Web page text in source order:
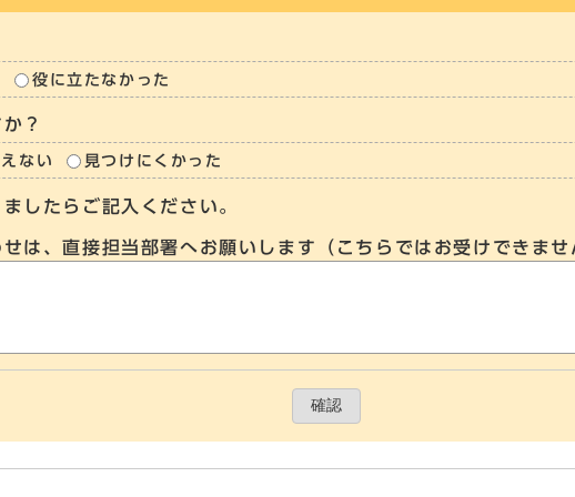
役に立たなかった
？
ない 見つけにくかった
したらご記入ください。
は、直接担当部署へお願いします（こちらではお受けできま
確認